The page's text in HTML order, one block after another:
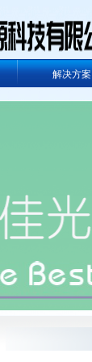
解决方案